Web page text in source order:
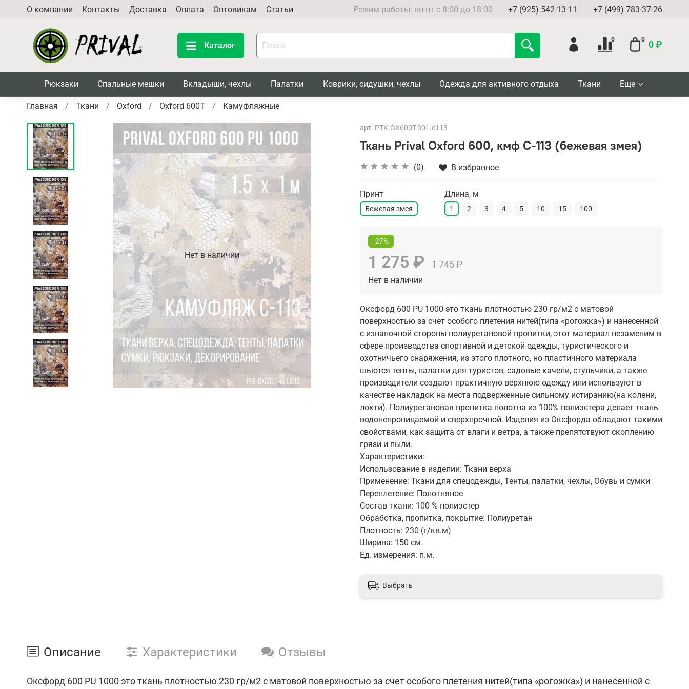
О компании Контакты Доставка Оплата Оптовикам Статьи Режим работы: пн-пт с 8:00 до 18:00 +7 (925) 542-13-11 +7 (499) 783-37-26
Каталог
0 0 0 ₽
Рюкзаки Спальные мешки Вкладыши, чехлы Палатки Коврики, сидушки, чехлы Одежда для активного отдыха Ткани Еще
Главная Ткани Oxford Oxford 600T Камуфляжные
Нет в наличии
арт. PTK-OX600T-001.c113
Ткань Prival Oxford 600, кмф C-113 (бежевая змея)
(0) В избранное
Принт
Бежевая змея
Длина, м
1 2 3 4 5 10 15 100
-27%
1 275 ₽ 1 745 ₽
Нет в наличии
Оксфорд 600 PU 1000 это ткань плотностью 230 гр/м2 с матовой
поверхностью за счет особого плетения нитей(типа «рогожка») и нанесенной
с изнаночной стороны полиуретановой пропитки, этот материал незаменим в
сфере производства спортивной и детской одежды, туристического и
охотничьего снаряжения, из этого плотного, но пластичного материала
шьются тенты, палатки для туристов, садовые качели, стульчики, а также
производители создают практичную верхнюю одежду или используют в
качестве накладок на места подверженные сильному истиранию(на колени,
локти). Полиуретановая пропитка полотна из 100% полиэстера делает ткань
водонепроницаемой и сверхпрочной. Изделия из Оксфорда обладают такими
свойствами, как защита от влаги и ветра, а также препятствуют скоплению
грязи и пыли.
Характеристики:
Использование в изделии: Ткани верха
Применение: Ткани для спецодежды, Тенты, палатки, чехлы, Обувь и сумки
Переплетение: Полотняное
Состав ткани: 100 % полиэстер
Обработка, пропитка, покрытие: Полиуретан
Плотность: 230 (г/кв.м)
Ширина: 150 см.
Ед. измерения: п.м.
Выбрать
Описание Характеристики Отзывы
Оксфорд 600 PU 1000 это ткань плотностью 230 гр/м2 с матовой поверхностью за счет особого плетения нитей(типа «рогожка») и нанесенной с